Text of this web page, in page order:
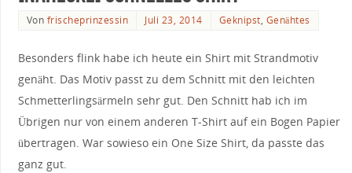
Von frischeprinzessin Juli 23, 2014 Geknipst, Genähtes
Besonders flink habe ich heute ein Shirt mit Strandmotiv
genäht. Das Motiv passt zu dem Schnitt mit den leichten
Schmetterlingsärmeln sehr gut. Den Schnitt hab ich im
Übrigen nur von einem anderen T-Shirt auf ein Bogen Papier
übertragen. War sowieso ein One Size Shirt, da passte das
ganz gut.